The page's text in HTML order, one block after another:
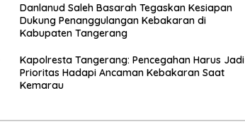
Danlanud Saleh Basarah Tegaskan Kesiapan
Dukung Penanggulangan Kebakaran di
Kabupaten Tangerang
Kapolresta Tangerang: Pencegahan Harus Jadi
Prioritas Hadapi Ancaman Kebakaran Saat
Kemarau